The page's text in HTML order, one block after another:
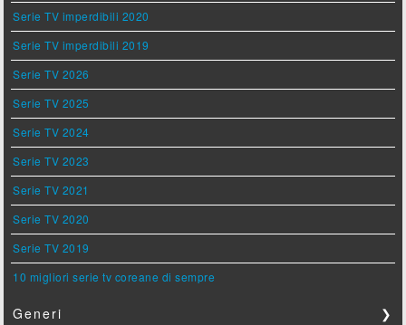
Serie TV imperdibili 2020
Serie TV imperdibili 2019
Serie TV 2026
Serie TV 2025
Serie TV 2024
Serie TV 2023
Serie TV 2021
Serie TV 2020
Serie TV 2019
10 migliori serie tv coreane di sempre
Generi ❯